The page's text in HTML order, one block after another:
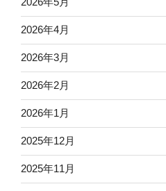
2026年4月
2026年3月
2026年2月
2026年1月
2025年12月
2025年11月